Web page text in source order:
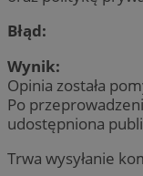
Błąd:
Wynik:
Opinia została
Po
udostępniona
Trwa wysyłanie